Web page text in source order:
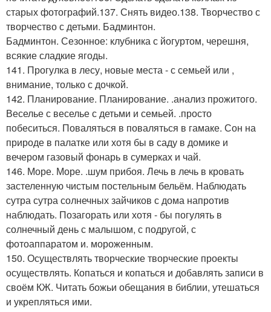
старых фотографий.137. Снять видео.138. Творчество с
творчество с детьми. Бадминтон.
Бадминтон. Сезонное: клубника с йогуртом, черешня,
всякие сладкие ягоды.
141. Прогулка в лесу, новые места - с семьей или ,
внимание, только с дочкой.
142. Планирование. Планирование. .анализ прожитого.
Веселье с веселье с детьми и семьей. .просто
побеситься. Поваляться в поваляться в гамаке. Сон на
природе в палатке или хотя бы в саду в домике и
вечером газовый фонарь в сумерках и чай.
146. Море. Море. .шум прибоя. Лечь в лечь в кровать
застеленную чистым постельным бельём. Наблюдать
сутра сутра солнечных зайчиков с дома напротив
наблюдать. Позагорать или хотя - бы погулять в
солнечный день с малышом, с подругой, с
фотоаппаратом и. мороженным.
150. Осуществлять творческие творческие проекты
осуществлять. Копаться и копаться и добавлять записи в
своём КЖ. Читать божьи обещания в библии, утешаться
и укрепляться ими.